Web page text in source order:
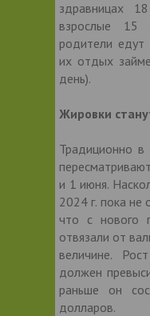
здравницах
взрослые
родители
их отдых
день).
Жировки
Традиционно
и 1 июня.
2024 г. пока не
что с нового
отвязали от
величине.
должен
раньше он
долларов.